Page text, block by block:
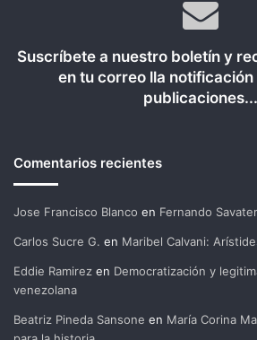
Suscríbete a nuestro boletín y
en tu correo lla
publicaciones...
Comentarios recientes
Jose Francisco Blanco en Fernando
Carlos Sucre G. en Maribel Calvani:
Eddie Ramirez en Democratización y
venezolana
Beatriz Pineda Sansone en María Corina